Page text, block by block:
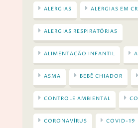
ALERGIAS ALERGIAS EM
ALERGIAS RESPIRATÓRIAS
ALIMENTAÇÃO INFANTIL
ASMA BEBÊ CHIADOR
CONTROLE AMBIENTAL
CORONAVÍRUS COVID-19